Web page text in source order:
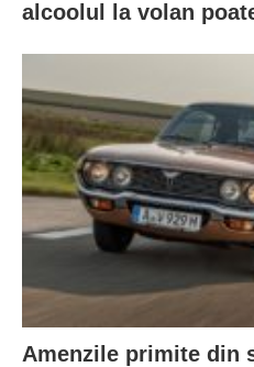
alcoolul la volan
Amenzile primite din